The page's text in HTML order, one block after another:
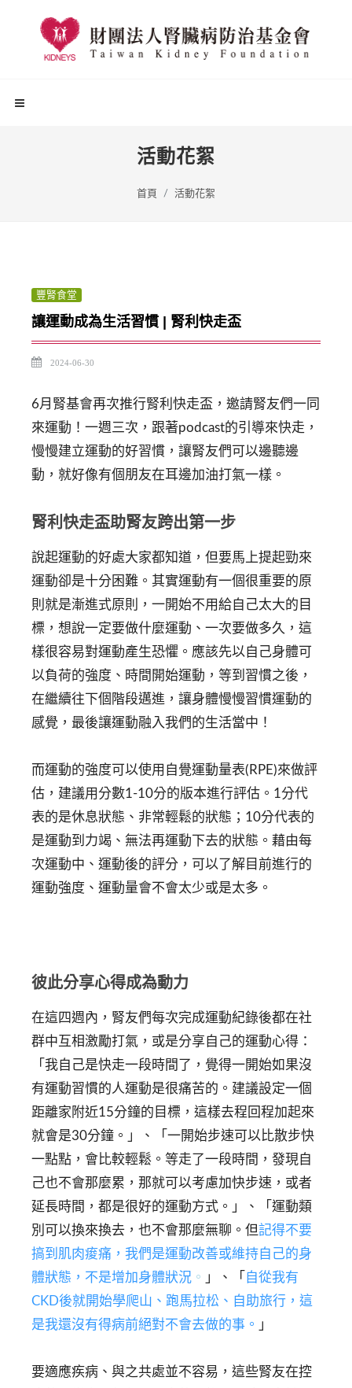
活動花絮
首頁 活動花絮
豐腎食堂
讓運動成為生活習慣 | 腎利快走盃
2024-06-30
6月腎基會再次推行腎利快走盃，邀請腎友們一同
來運動！一週三次，跟著podcast的引導來快走，
慢慢建立運動的好習慣，讓腎友們可以邊聽邊
動，就好像有個朋友在耳邊加油打氣一樣。
腎利快走盃助腎友跨出第一步
說起運動的好處大家都知道，但要馬上提起勁來
運動卻是十分困難。其實運動有一個很重要的原
則就是漸進式原則，一開始不用給自己太大的目
標，想說一定要做什麼運動、一次要做多久，這
樣很容易對運動產生恐懼。應該先以自己身體可
以負荷的強度、時間開始運動，等到習慣之後，
在繼續往下個階段邁進，讓身體慢慢習慣運動的
感覺，最後讓運動融入我們的生活當中！
而運動的強度可以使用自覺運動量表(RPE)來做評
估，建議用分數1-10分的版本進行評估。1分代
表的是休息狀態、非常輕鬆的狀態；10分代表的
是運動到力竭、無法再運動下去的狀態。藉由每
次運動中、運動後的評分，可以了解目前進行的
運動強度、運動量會不會太少或是太多。
彼此分享心得成為動力
在這四週內，腎友們每次完成運動紀錄後都在社
群中互相激勵打氣，或是分享自己的運動心得：
「我自己是快走一段時間了，覺得一開始如果沒
有運動習慣的人運動是很痛苦的。建議設定一個
距離家附近15分鐘的目標，這樣去程回程加起來
就會是30分鐘。」、「一開始步速可以比散步快
一點點，會比較輕鬆。等走了一段時間，發現自
己也不會那麼累，那就可以考慮加快步速，或者
延長時間，都是很好的運動方式。」、「運動類
別可以換來換去，也不會那麼無聊。但記得不要
搞到肌肉痠痛，我們是運動改善或維持自己的身
體狀態，不是增加身體狀況 。 」、「 自從我有
CKD後就開始學爬山、跑馬拉松、自助旅行，這
是我還沒有得病前絕對不會去做的事。 」
要適應疾病、與之共處並不容易，這些腎友在控